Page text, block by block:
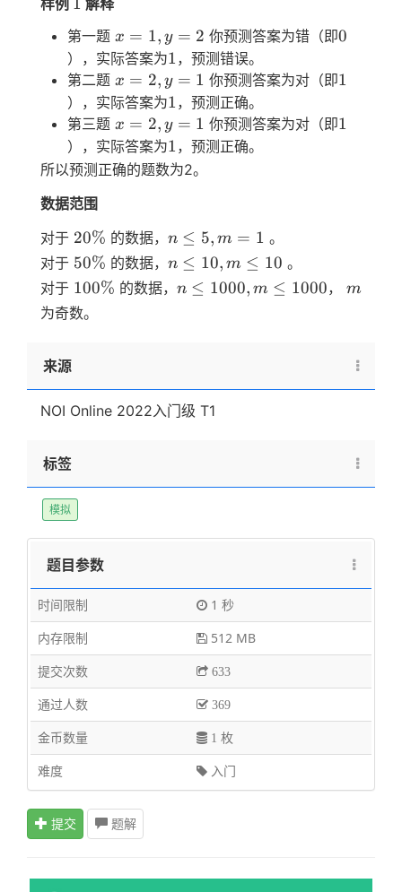
样例
解释
第一题 x=1,y=2
x = 1, y = 2 你预测答案为错（即0
0
），实际答案为1
1 ，预测错误。
第二题 x=2,y=1
x = 2, y = 1 你预测答案为对（即1
1
），实际答案为1
1 ，预测正确。
第三题 x=2,y=1
x = 2, y = 1 你预测答案为对（即1
1
），实际答案为1
1 ，预测正确。
所以预测正确的题数为2。
数据范围
对于 20\%
20% 的数据， n≤5,
m=1
n ≤ 5, m = 1 。
对于 50\%
50% 的数据， n≤10,
m≤10
n ≤ 10, m ≤ 10 。
对于 100\%
100% 的数据， n≤1000,
n ≤ 1000, m ≤ 1000， m
m
为奇数。
来源
NOI Online 2022入门级 T1
标签
模拟
题目参数
时间限制
1 秒
内存限制
512 MB
提交次数
633
通过人数 369
金币数量 1 枚
难度 入门
提交 题解